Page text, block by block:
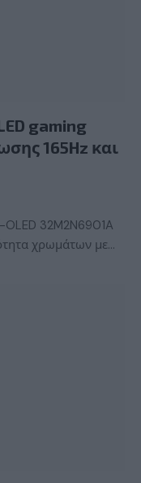
gaming
165Hz και
32M2N6901A
χρωμάτων με…